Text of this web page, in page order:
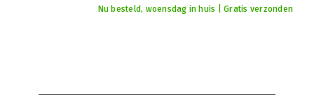
Nu besteld, woensdag in huis | Gratis verzonden